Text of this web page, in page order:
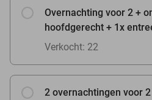
Overnachting voor 2 +
hoofdgerecht + 1x
Verkocht: 22
2 overnachtingen voor